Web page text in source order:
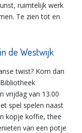
ruimtelijk werk
Te zien tot en
de Westwijk
twist? Kom dan
vrijdag van 13.00
spel spelen naast
kopje koffie, thee
van een potje